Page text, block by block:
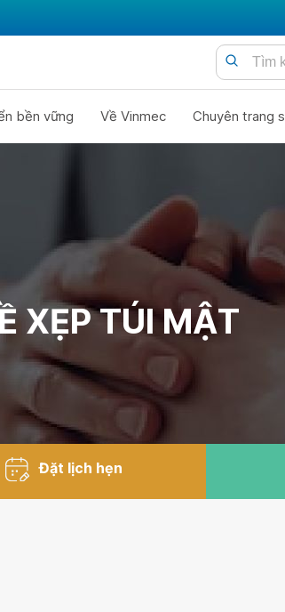
bền vững Về Vinmec Chuyên trang
XẸP TÚI MẬT
Đặt lịch hẹn